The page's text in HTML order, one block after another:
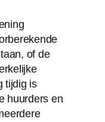
of de
tijdig is
huurders en